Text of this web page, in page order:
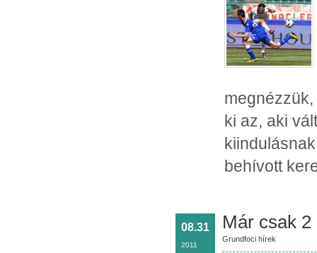
ki az, aki
behívott
08.31
2011
Már csak
Grundfoci hírek